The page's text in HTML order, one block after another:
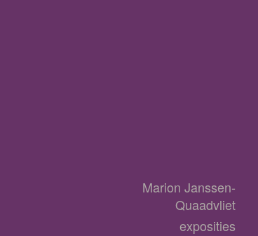
Marion Janssen-
Quaadvliet
exposities